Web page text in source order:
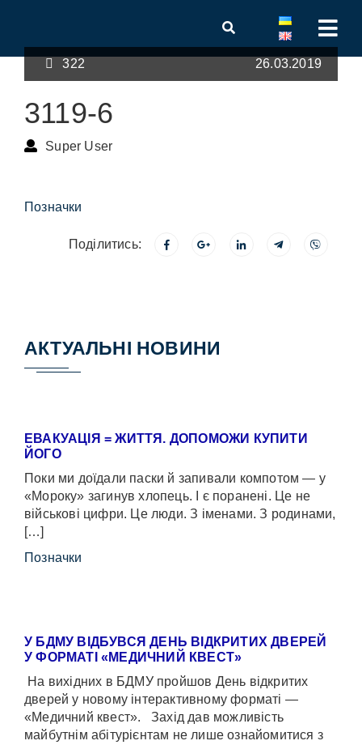
322 26.03.2019
3119-6
Super User
Позначки
Поділитись:
АКТУАЛЬНІ НОВИНИ
ЕВАКУАЦІЯ = ЖИТТЯ. ДОПОМОЖИ КУПИТИ
ЙОГО
Поки ми доїдали паски й запивали компотом — у
«Мороку» загинув хлопець. І є поранені. Це не
військові цифри. Це люди. З іменами. З родинами,
[…]
Позначки
У БДМУ ВІДБУВСЯ ДЕНЬ ВІДКРИТИХ ДВЕРЕЙ
У ФОРМАТІ «МЕДИЧНИЙ КВЕСТ»
На вихідних в БДМУ пройшов День відкритих
дверей у новому інтерактивному форматі —
«Медичний квест». Захід дав можливість
майбутнім абітурієнтам не лише ознайомитися з